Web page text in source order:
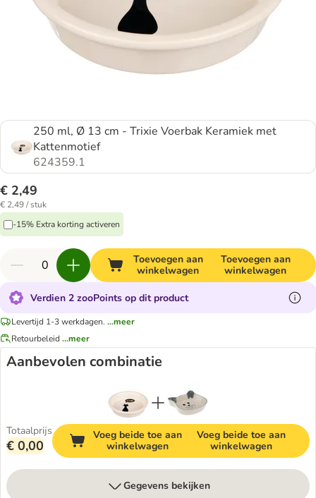
250 ml, Ø 13 cm - Trixie Voerbak Keramiek met
Kattenmotief
624359.1
€ 2,49
€ 2,49 / stuk
-15% Extra korting activeren
Toevoegen aan
winkelwagen
Toevoegen aan
winkelwagen
Verdien 2 zooPoints op dit product
Levertijd 1-3 werkdagen. ...meer
Retourbeleid ...meer
Aanbevolen combinatie
Totaalprijs
€ 0,00
Voeg beide toe aan
winkelwagen
Voeg beide toe aan
winkelwagen
Gegevens bekijken